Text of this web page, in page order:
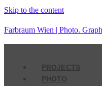
Skip to the content
Farbraum Wien | Photo.
PROJECTS
PHOTO